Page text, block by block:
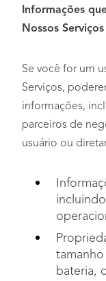
Informações
Nossos Serviços
Se você for um
Serviços,
informações,
parceiros de
usuário ou
bateria,